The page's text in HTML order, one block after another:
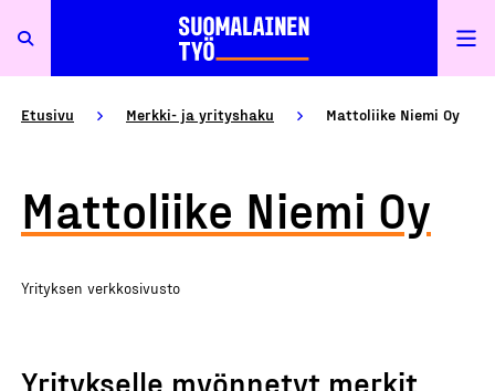
Etusivu Merkki- ja yrityshaku Mattoliike Niemi Oy
Mattoliike Niemi Oy
Yrityksen verkkosivusto
Yritykselle myönnetyt merkit